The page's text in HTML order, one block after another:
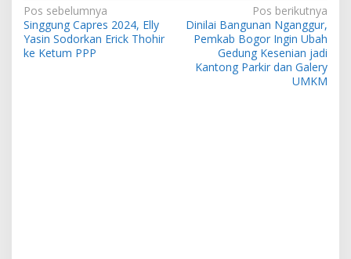
Navigasi
pos
Pos sebelumnya
Singgung Capres 2024, Elly
Yasin Sodorkan Erick Thohir
ke Ketum PPP
Pos berikutnya
Dinilai Bangunan Nganggur,
Pemkab Bogor Ingin Ubah
Gedung Kesenian jadi
Kantong Parkir dan Galery
UMKM